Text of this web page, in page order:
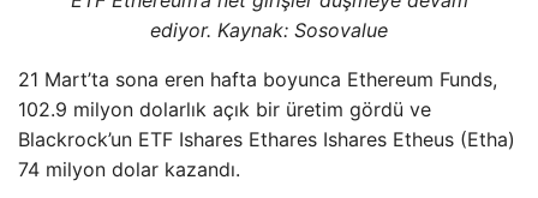
ediyor. Kaynak: Sosovalue
21 Mart’ta sona eren hafta boyunca Ethereum Funds,
102.9 milyon dolarlık açık bir üretim gördü ve
Blackrock’un ETF Ishares Ethares Ishares Etheus (Etha)
74 milyon dolar kazandı.